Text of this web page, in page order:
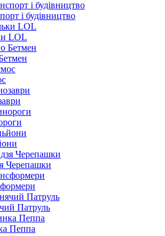
і будівництво
LOL
Черепашки
Патруль
Пеппа